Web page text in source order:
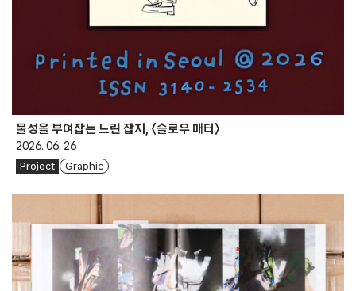
물성을 부여잡는 느린 잡지, 〈슬로우 매터〉
2026. 06. 26
Project Graphic